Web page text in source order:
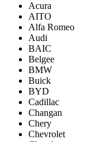
Acura
AITO
Alfa Romeo
Audi
BAIC
Belgee
BMW
Buick
BYD
Cadillac
Changan
Chery
Chevrolet